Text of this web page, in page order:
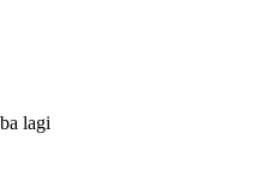
lagi